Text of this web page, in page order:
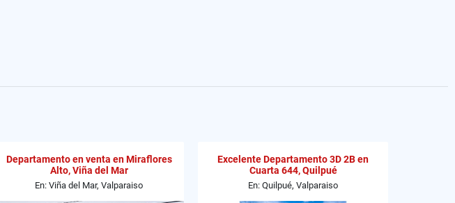
Departamento en venta en Miraflores
Alto, Viña del Mar
En: Viña del Mar, Valparaiso
Excelente Departamento 3D 2B en
Cuarta 644, Quilpué
En: Quilpué, Valparaiso